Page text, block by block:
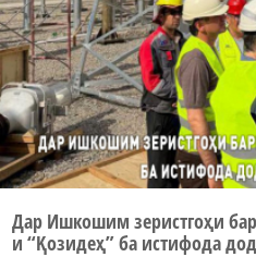
Дар Ишкошим зеристгоҳи
и “Қозидеҳ” ба истифода